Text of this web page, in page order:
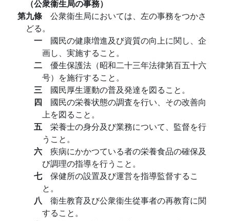
（公衆衞生局の事務）
第九條 公衆衞生局においては、左の事務をつかさ
どる。
一 國民の健康増進及び資質の向上に関し、企
画し、実施すること。
二 優生保護法（昭和二十三年法律第百五十六
号）を施行すること。
三 國民厚生運動の普及発達を図ること。
四 國民の栄養状態の調査を行い、その改善向
上を図ること。
五 栄養士の身分及び業務について、監督を行
うこと。
六 疾病にかかつている者の栄養食品の確保及
び調理の指導を行うこと。
七 保健所の設置及び運営を指導監督するこ
と。
八 衞生教育及び公衆衞生從事者の再教育に関
すること。